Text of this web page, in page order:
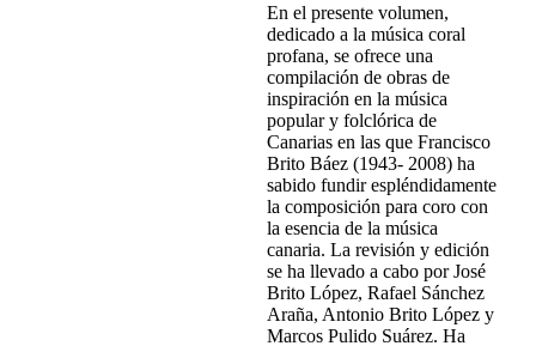
En el presente volumen,
dedicado a la música coral
profana, se ofrece una
compilación de obras de
inspiración en la música
popular y folclórica de
Canarias en las que Francisco
Brito Báez (1943- 2008) ha
sabido fundir espléndidamente
la composición para coro con
la esencia de la música
canaria. La revisión y edición
se ha llevado a cabo por José
Brito López, Rafael Sánchez
Araña, Antonio Brito López y
Marcos Pulido Suárez. Ha